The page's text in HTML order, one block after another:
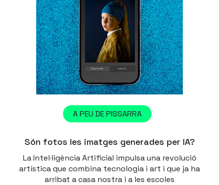
A PEU DE PISSARRA
Són fotos les imatges generades per IA?
La Intel·ligència Artificial impulsa una revolució
artística que combina tecnologia i art i que ja ha
arribat a casa nostra i a les escoles